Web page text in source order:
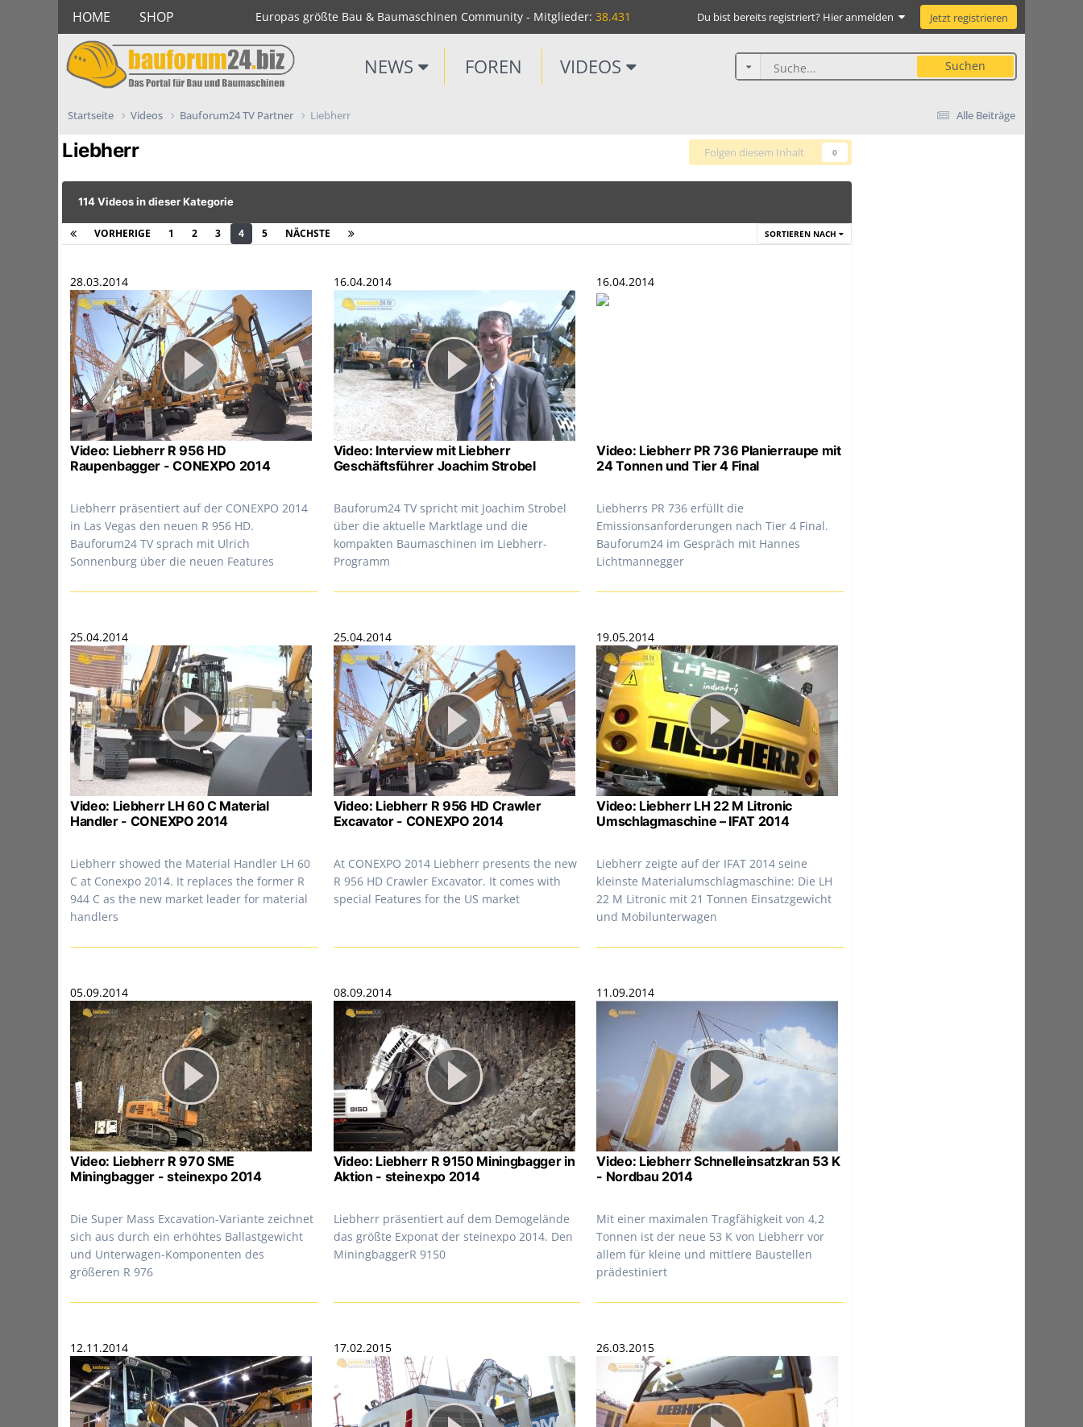
HOME SHOP Europas größte Bau & Baumaschinen Community - Mitglieder: 38.431 Du bist bereits registriert? Hier anmelden Jetzt registrieren
NEWS FOREN VIDEOS Suchen
Alle Beiträge
Startseite Videos Bauforum24 TV Partner Liebherr
Folgen diesem Inhalt 0
Liebherr
114 Videos in dieser Kategorie
SORTIEREN NACH
VORHERIGE 1 2 3 4 5 NÄCHSTE
28.03.2014
Video: Liebherr R 956 HD
Raupenbagger - CONEXPO 2014
Liebherr präsentiert auf der CONEXPO 2014
in Las Vegas den neuen R 956 HD.
Bauforum24 TV sprach mit Ulrich
Sonnenburg über die neuen Features
16.04.2014
Video: Interview mit Liebherr
Geschäftsführer Joachim Strobel
Bauforum24 TV spricht mit Joachim Strobel
über die aktuelle Marktlage und die
kompakten Baumaschinen im Liebherr-
Programm
16.04.2014
Video: Liebherr PR 736 Planierraupe mit
24 Tonnen und Tier 4 Final
Liebherrs PR 736 erfüllt die
Emissionsanforderungen nach Tier 4 Final.
Bauforum24 im Gespräch mit Hannes
Lichtmannegger
25.04.2014
Video: Liebherr LH 60 C Material
Handler - CONEXPO 2014
Liebherr showed the Material Handler LH 60
C at Conexpo 2014. It replaces the former R
944 C as the new market leader for material
handlers
25.04.2014
Video: Liebherr R 956 HD Crawler
Excavator - CONEXPO 2014
At CONEXPO 2014 Liebherr presents the new
R 956 HD Crawler Excavator. It comes with
special Features for the US market
19.05.2014
Video: Liebherr LH 22 M Litronic
Umschlagmaschine – IFAT 2014
Liebherr zeigte auf der IFAT 2014 seine
kleinste Materialumschlagmaschine: Die LH
22 M Litronic mit 21 Tonnen Einsatzgewicht
und Mobilunterwagen
05.09.2014
Video: Liebherr R 970 SME
Miningbagger - steinexpo 2014
Die Super Mass Excavation-Variante zeichnet
sich aus durch ein erhöhtes Ballastgewicht
und Unterwagen-Komponenten des
größeren R 976
08.09.2014
Video: Liebherr R 9150 Miningbagger in
Aktion - steinexpo 2014
Liebherr präsentiert auf dem Demogelände
das größte Exponat der steinexpo 2014. Den
MiningbaggerR 9150
11.09.2014
Video: Liebherr Schnelleinsatzkran 53 K
- Nordbau 2014
Mit einer maximalen Tragfähigkeit von 4,2
Tonnen ist der neue 53 K von Liebherr vor
allem für kleine und mittlere Baustellen
prädestiniert
12.11.2014 17.02.2015 26.03.2015